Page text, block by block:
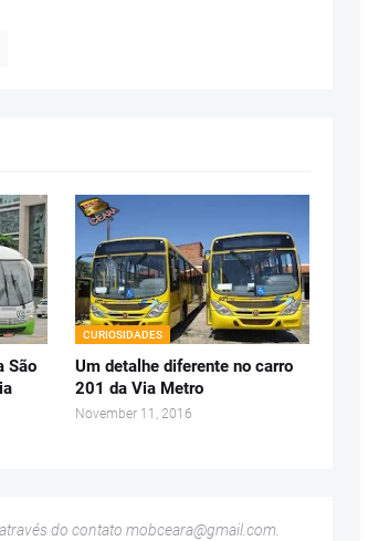
São
CURIOSIDADES
Um detalhe diferente no carro
201 da Via Metro
November 11, 2016
do contato mobceara@gmail.com.